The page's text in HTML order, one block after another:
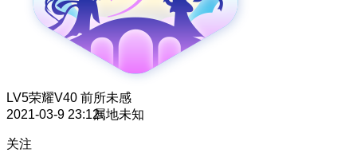
LV5荣耀V40 前所未感
2021-03-9 23:12属地未知
关注